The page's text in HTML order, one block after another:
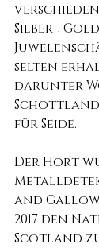
Silber-,
selten
darunter
für Seide.
Der Hort
and
2017 den
Scotland